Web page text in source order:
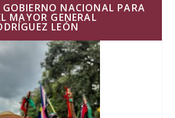
NACIONAL PARA
MAYOR GENERAL
LEÓN